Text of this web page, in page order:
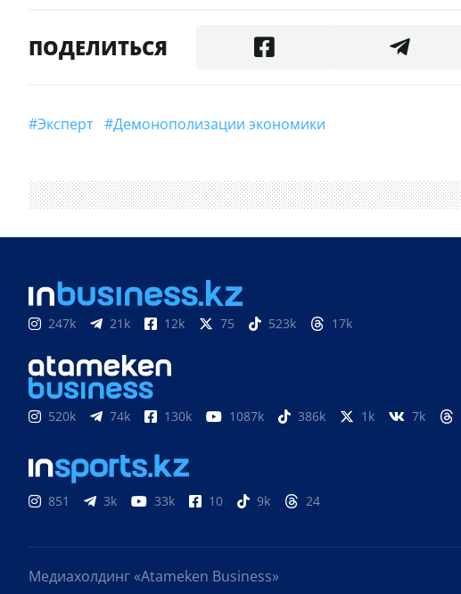
ПОДЕЛИТЬСЯ
#Эксперт #демонополизации экономики
247k 21k 12k 75 523k 17k
520k 74k 130k 1087k 386k 1k 7k
851 3k 33k 10 9k 24
Медиахолдинг «Atameken Business»